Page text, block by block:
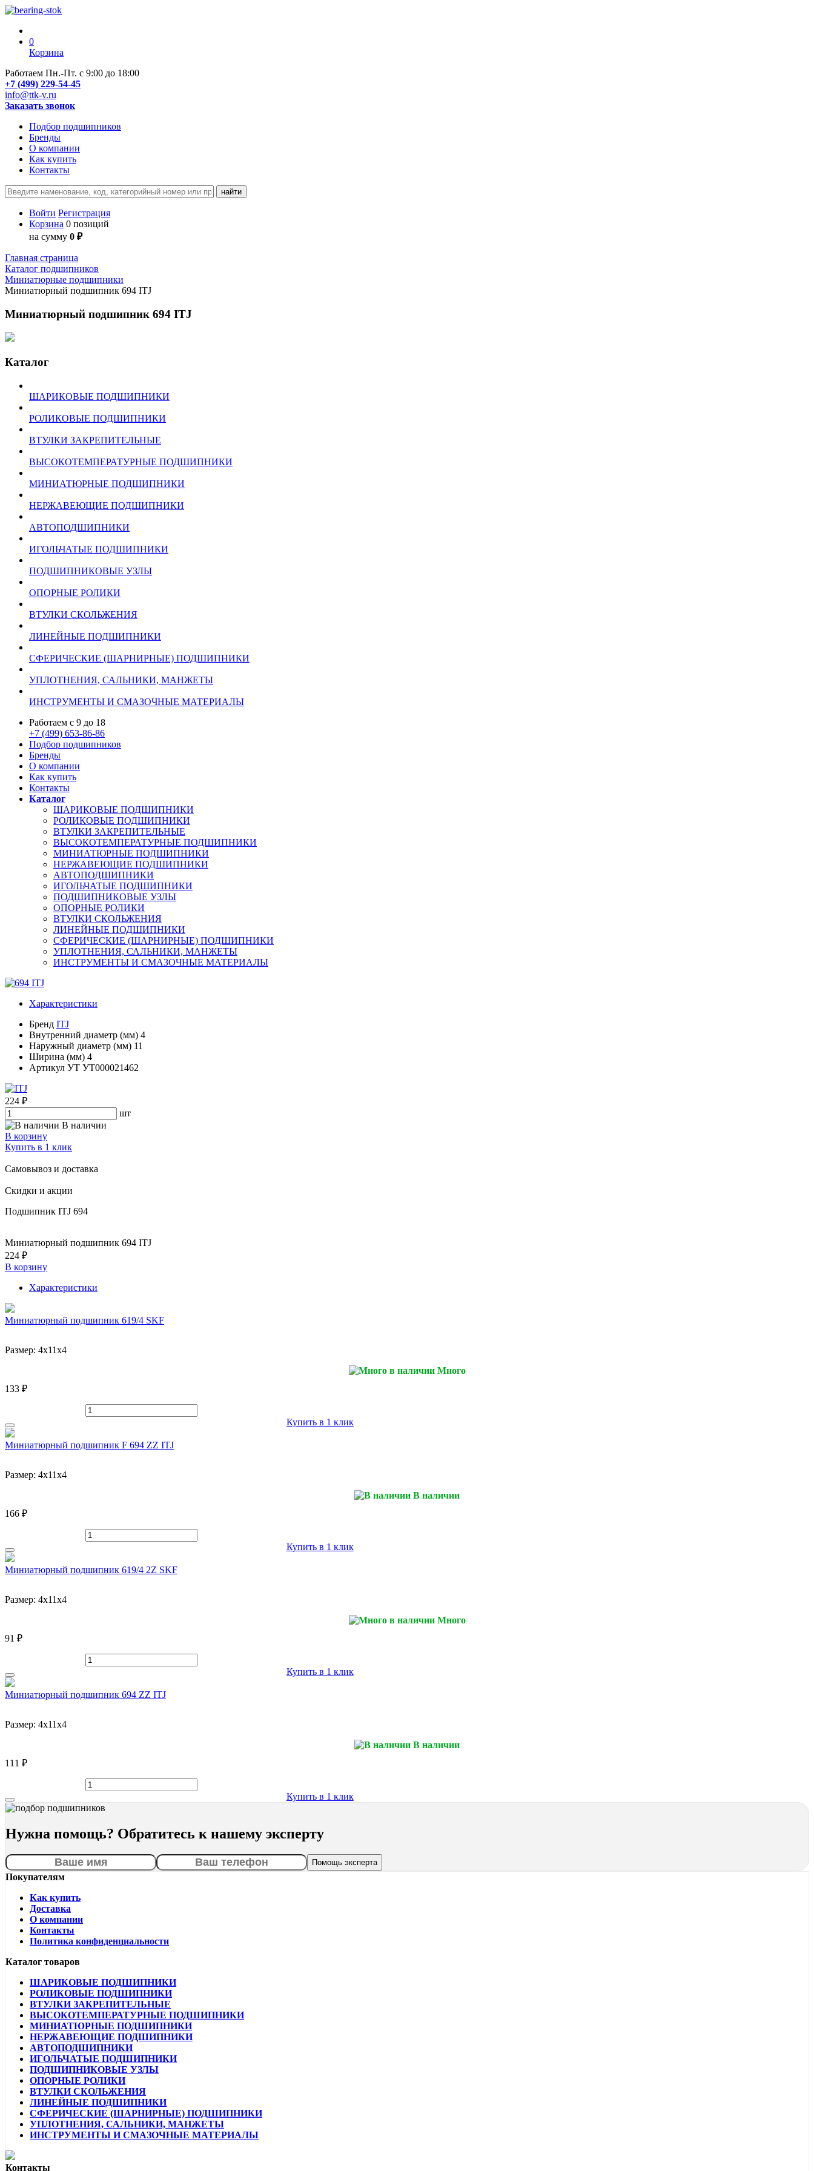
0
Корзина
Работаем Пн.-Пт. с 9:00 до 18:00
+7 (499) 229-54-45
info@ttk-v.ru
Заказать звонок
Подбор подшипников
Бренды
О компании
Как купить
Контакты
Войти Регистрация
Корзина 0 позиций
на сумму 0 ₽
Главная страница
Каталог подшипников
Миниатюрные подшипники
Миниатюрный подшипник 694 ITJ
Миниатюрный подшипник 694 ITJ
Каталог
ШАРИКОВЫЕ ПОДШИПНИКИ
РОЛИКОВЫЕ ПОДШИПНИКИ
ВТУЛКИ ЗАКРЕПИТЕЛЬНЫЕ
ВЫСОКОТЕМПЕРАТУРНЫЕ ПОДШИПНИКИ
МИНИАТЮРНЫЕ ПОДШИПНИКИ
НЕРЖАВЕЮЩИЕ ПОДШИПНИКИ
АВТОПОДШИПНИКИ
ИГОЛЬЧАТЫЕ ПОДШИПНИКИ
ПОДШИПНИКОВЫЕ УЗЛЫ
ОПОРНЫЕ РОЛИКИ
ВТУЛКИ СКОЛЬЖЕНИЯ
ЛИНЕЙНЫЕ ПОДШИПНИКИ
СФЕРИЧЕСКИЕ (ШАРНИРНЫЕ) ПОДШИПНИКИ
УПЛОТНЕНИЯ, САЛЬНИКИ, МАНЖЕТЫ
ИНСТРУМЕНТЫ И СМАЗОЧНЫЕ МАТЕРИАЛЫ
Работаем с 9 до 18
+7 (499) 653-86-86
Подбор подшипников
Бренды
О компании
Как купить
Контакты
Каталог
ШАРИКОВЫЕ ПОДШИПНИКИ
РОЛИКОВЫЕ ПОДШИПНИКИ
ВТУЛКИ ЗАКРЕПИТЕЛЬНЫЕ
ВЫСОКОТЕМПЕРАТУРНЫЕ ПОДШИПНИКИ
МИНИАТЮРНЫЕ ПОДШИПНИКИ
НЕРЖАВЕЮЩИЕ ПОДШИПНИКИ
АВТОПОДШИПНИКИ
ИГОЛЬЧАТЫЕ ПОДШИПНИКИ
ПОДШИПНИКОВЫЕ УЗЛЫ
ОПОРНЫЕ РОЛИКИ
ВТУЛКИ СКОЛЬЖЕНИЯ
ЛИНЕЙНЫЕ ПОДШИПНИКИ
СФЕРИЧЕСКИЕ (ШАРНИРНЫЕ) ПОДШИПНИКИ
УПЛОТНЕНИЯ, САЛЬНИКИ, МАНЖЕТЫ
ИНСТРУМЕНТЫ И СМАЗОЧНЫЕ МАТЕРИАЛЫ
Характеристики
Бренд ITJ
Внутренний диаметр (мм) 4
Наружный диаметр (мм) 11
Ширина (мм) 4
Артикул УТ УТ000021462
224 ₽
шт
В наличии
В корзину
Купить в 1 клик
Самовывоз и доставка
Скидки и акции
Подшипник ITJ 694
Миниатюрный подшипник 694 ITJ
224 ₽
В корзину
Характеристики
Миниатюрный подшипник 619/4 SKF
Размер: 4x11x4
Много
133 ₽
Купить в 1 клик
Миниатюрный подшипник F 694 ZZ ITJ
Размер: 4x11x4
В наличии
166 ₽
Купить в 1 клик
Миниатюрный подшипник 619/4 2Z SKF
Размер: 4x11x4
Много
91 ₽
Купить в 1 клик
Миниатюрный подшипник 694 ZZ ITJ
Размер: 4x11x4
В наличии
111 ₽
Купить в 1 клик
Нужна помощь? Обратитесь к нашему эксперту
Покупателям
Как купить
Доставка
О компании
Контакты
Политика конфиденциальности
Каталог товаров
ШАРИКОВЫЕ ПОДШИПНИКИ
РОЛИКОВЫЕ ПОДШИПНИКИ
ВТУЛКИ ЗАКРЕПИТЕЛЬНЫЕ
ВЫСОКОТЕМПЕРАТУРНЫЕ ПОДШИПНИКИ
МИНИАТЮРНЫЕ ПОДШИПНИКИ
НЕРЖАВЕЮЩИЕ ПОДШИПНИКИ
АВТОПОДШИПНИКИ
ИГОЛЬЧАТЫЕ ПОДШИПНИКИ
ПОДШИПНИКОВЫЕ УЗЛЫ
ОПОРНЫЕ РОЛИКИ
ВТУЛКИ СКОЛЬЖЕНИЯ
ЛИНЕЙНЫЕ ПОДШИПНИКИ
СФЕРИЧЕСКИЕ (ШАРНИРНЫЕ) ПОДШИПНИКИ
УПЛОТНЕНИЯ, САЛЬНИКИ, МАНЖЕТЫ
ИНСТРУМЕНТЫ И СМАЗОЧНЫЕ МАТЕРИАЛЫ
Контакты